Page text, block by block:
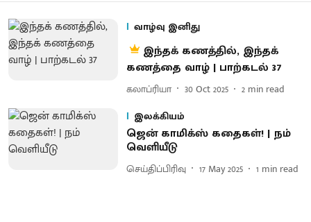
வாழ்வு இனிது
இந்தக் கணத்தில், இந்தக்
கணத்தை வாழ் | பாற்கடல் 37
கலாப்ரியா 30 Oct 2025 2 min read
இலக்கியம்
ஜென் காமிக்ஸ் கதைகள்! | நம்
வெளியீடு
செய்திப்பிரிவு 17 May 2025 1 min read